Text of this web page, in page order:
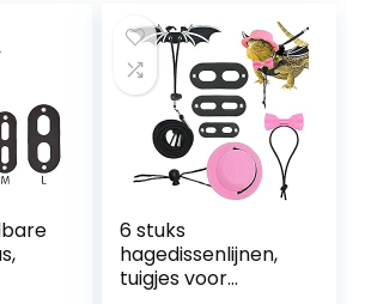
6 stuks
hagedissenlijnen,
tuigjes voor